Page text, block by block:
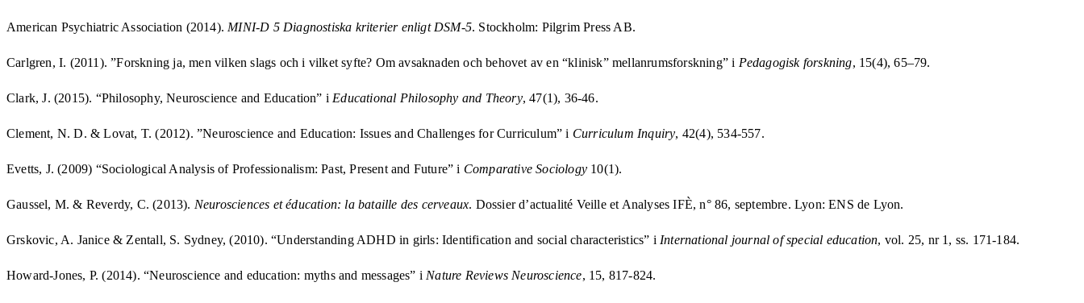
American Psychiatric Association (2014). MINI-D 5 Diagnostiska kriterier enligt DSM-5. Stockholm: Pilgrim Press AB.
Carlgren, I. (2011). ”Forskning ja, men vilken slags och i vilket syfte? Om avsaknaden och behovet av en “klinisk” mellanrumsforskning” i Pedagogisk forskning, 15(4), 65–79.
Clark, J. (2015). “Philosophy, Neuroscience and Education” i Educational Philosophy and Theory, 47(1), 36-46.
Clement, N. D. & Lovat, T. (2012). ”Neuroscience and Education: Issues and Challenges for Curriculum” i Curriculum Inquiry, 42(4), 534-557.
Evetts, J. (2009) “Sociological Analysis of Professionalism: Past, Present and Future” i Comparative Sociology 10(1).
Gaussel, M. & Reverdy, C. (2013). Neurosciences et éducation: la bataille des cerveaux. Dossier d’actualité Veille et Analyses IFÈ, n° 86, septembre. Lyon: ENS de Lyon.
Grskovic, A. Janice & Zentall, S. Sydney, (2010). “Understanding ADHD in girls: Identification and social characteristics” i International journal of special education, vol. 25, nr 1, ss. 171-184.
Howard-Jones, P. (2014). “Neuroscience and education: myths and messages” i Nature Reviews Neuroscience, 15, 817-824.